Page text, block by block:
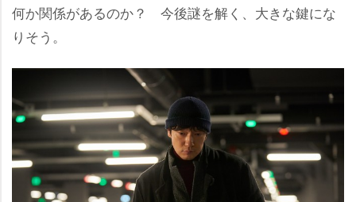
何か関係があるのか？ 今後謎を解く、大きな鍵にな
りそう。